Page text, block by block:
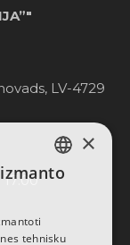
LV-4729
LATVIAN
ENGLISH
×
tehnisku